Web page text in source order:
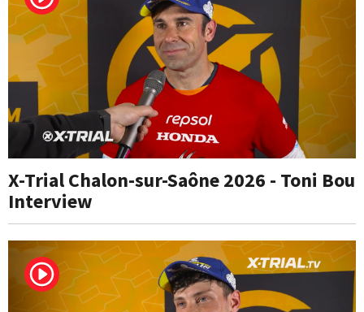
X-Trial Chalon-sur-Saône 2026 - Toni Bou
Interview